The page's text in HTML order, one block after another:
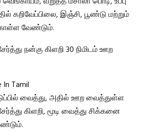
கறிவேப்பிலை, இஞ்சி, பூண்டு மற்றும்
வேண்டும்.
நன்கு கிளறி 30 நிமிடம் ஊற
In Tamil
வைத்து, அதில் ஊற வைத்துள்ள
கிளறி, மூடி வைத்து சிக்கனை